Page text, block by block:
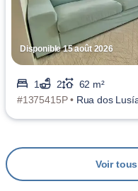
Disponible 15 août 2026
1 2
62 m²
#1375415P • Rua dos
Voir